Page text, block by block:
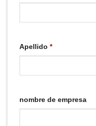
Apellido *
nombre de empresa